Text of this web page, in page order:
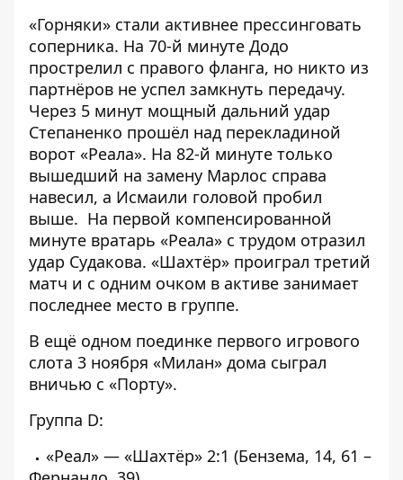
«Горняки» стали активнее прессинговать
соперника. На 70-й минуте Додо
прострелил с правого фланга, но никто из
партнёров не успел замкнуть передачу.
Через 5 минут мощный дальний удар
Степаненко прошёл над перекладиной
ворот «Реала». На 82-й минуте только
вышедший на замену Марлос справа
навесил, а Исмаили головой пробил
выше. На первой компенсированной
минуте вратарь «Реала» с трудом отразил
удар Судакова. «Шахтёр» проиграл третий
матч и с одним очком в активе занимает
последнее место в группе.
В ещё одном поединке первого игрового
слота 3 ноября «Милан» дома сыграл
вничью с «Порту».
Группа D:
«Реал» — «Шахтёр» 2:1 (Бензема, 14, 61 –